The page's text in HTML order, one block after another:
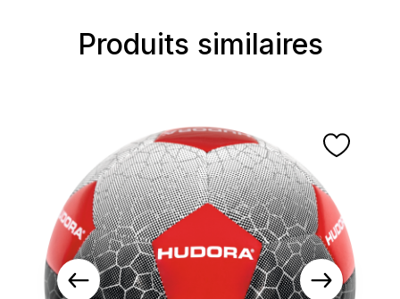
Ignorer la galerie de produits
Produits similaires